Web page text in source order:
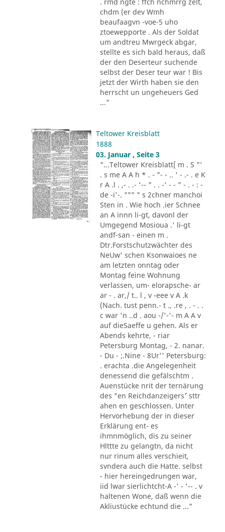
chdm (er dev Wmh
beaufaagvn -voe-5 uho
ztoewepporte . Als der Soldat
um andtreu Mwrgeck abgar,
stellte es sich bald heraus, daß
der den Deserteur suchende
selbst der Deser teur war ! Bis
jetzt der Wirth haben sie den
herrscht un ungeheuers Ged
..."
Teltower Kreisblatt
1888
03. Januar , Seite 3
"...Teltower Kreisblatt[ m . S "'
. s me A A h * . - "- - .. ' - .- . e K
r A .l . ,- . .- '-- " . . -' - - " - . - : -
de -i'-. """ " s 2chner manchoi
Sten in . Wie hoch .ier Schnee
an A innn li-gt, davonl der
Umgegend Mosioua .' li-gt
andf-san - einen m .
Dtr.Forstschutzwächter des
NeUw' schen Ksonwaioes ne
am letzten onntag oder
Montag feine Wohnung
verlassen, um- elorapsche- ar
ar - . ar,/ t.. l , v -eee v A .k
(Nach. tust penn.- t ., .re , . - . .
c war 'n ..d . aou -/'-'- m A A v
auf dieSaeffe u gehen. Als er
Abends kehrte, - riar
Petersburg Montag, - 2. nanar.
- Du - ;.Nine - 8Ur'' Petersburg:
. erachta .die Angelegenheit
denessend die gefälschtm .
Auenstücke nrit der ternärung
des "en Reichdanzeigers´' sttr
ahen en geschlossen. Unter
Hervorhebung der in dieser
Erklärung ent- es
ihmnmöglich, dis zu seiner
Hlttte zu gelangtn, da nicht
nur rinum alles verschieit,
svndera auch die Hatte. selbst
- hier hereingedrungen war,
iid lwar sierlichtcht-A -' - '-- . v
haltenen Wone, daß wenn die
Akliustücke echtund die ..."